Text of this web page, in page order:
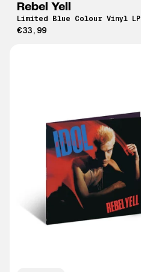
Rebel Yell
Limited Blue Colour Vinyl LP
€33,99